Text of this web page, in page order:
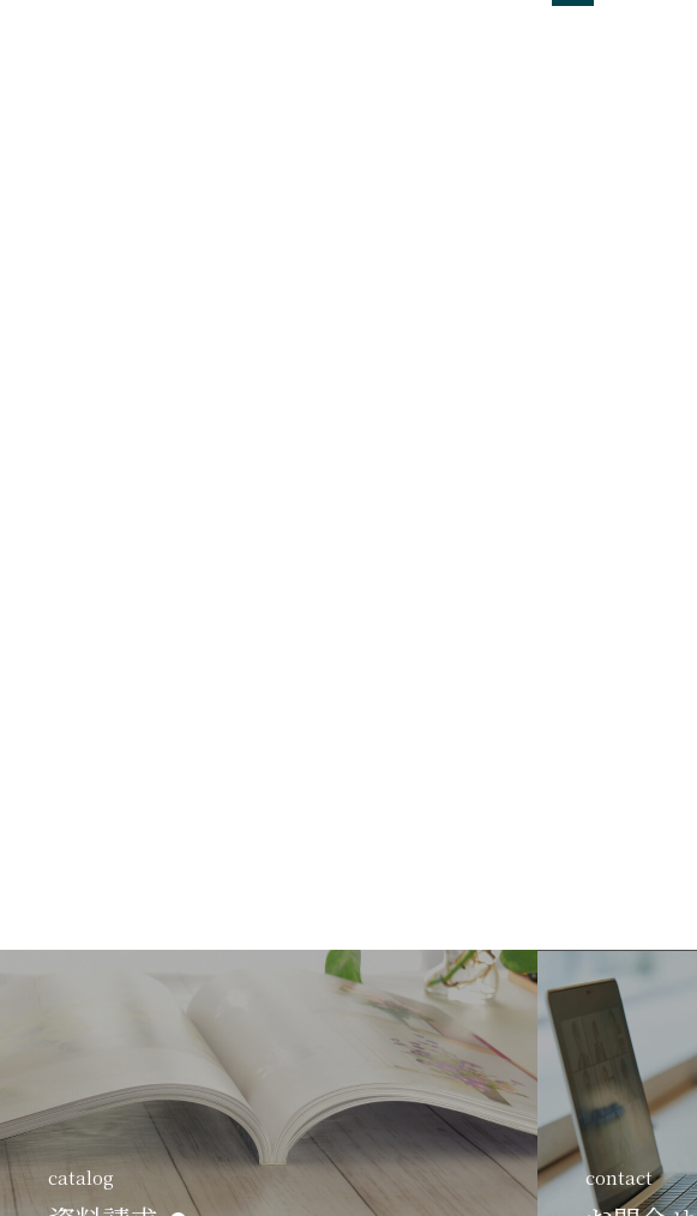
catalog contact